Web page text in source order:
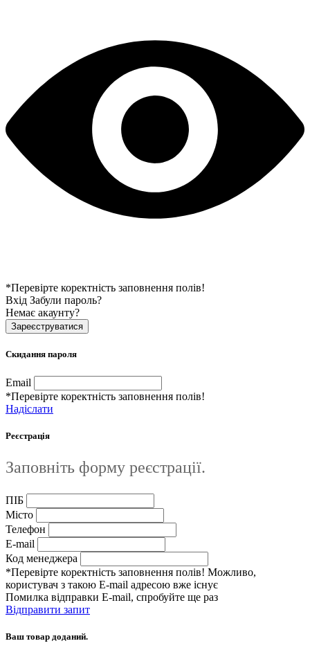
*Перевірте коректність заповнення полів!
Вхід Забули пароль?
Немає акаунту?
Зареєструватися
Скидання пароля
Email
*Перевірте коректність заповнення полів!
Надіслати
Реєстрація
Заповніть форму реєстрації.
ПІБ
Місто
Телефон
E-mail
Код менеджера
*Перевірте коректність заповнення полів! Можливо,
користувач з такою E-mail адресою вже існує
Помилка відправки E-mail, спробуйте ще раз
Відправити запит
Ваш товар доданий.